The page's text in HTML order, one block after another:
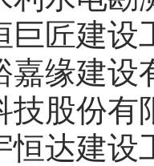
巨匠建设
嘉缘建设
技股份有
恒达建设